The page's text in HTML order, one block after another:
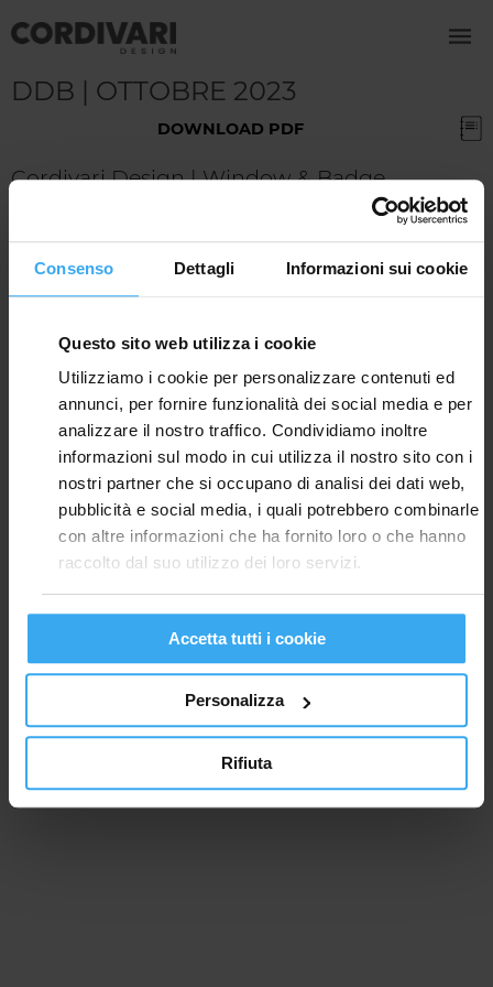
Consenso Dettagli Informazioni sui cookie
Questo sito web utilizza i cookie
Utilizziamo i cookie per personalizzare contenuti ed
annunci, per fornire funzionalità dei social media e per
analizzare il nostro traffico. Condividiamo inoltre
informazioni sul modo in cui utilizza il nostro sito con i
nostri partner che si occupano di analisi dei dati web,
pubblicità e social media, i quali potrebbero combinarle
con altre informazioni che ha fornito loro o che hanno
raccolto dal suo utilizzo dei loro servizi.
Accetta tutti i cookie
Personalizza
Rifiuta
DDB | OTTOBRE 2023
DOWNLOAD PDF
Cordivari Design | Window & Badge
Z.I. PAGLIARE 64020 MORRO D'ORO TERAMO (ITALY)
TEL: +39 085 80401 - EMAIL:
CORPORATE WEBSITE:CORDIVARI.IT